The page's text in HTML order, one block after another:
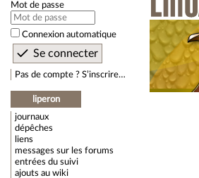
Mot de passe
Connexion automatique
Pas de compte ? S’inscrire…
liperon
journaux
dépêches
liens
messages sur les forums
entrées du suivi
ajouts au wiki